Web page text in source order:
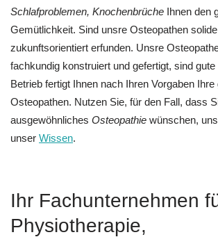
Schlafproblemen, Knochenbrüche Ihnen den
Gemütlichkeit. Sind unsre Osteopathen
zukunftsorientiert erfunden. Unsre
fachkundig konstruiert und gefertigt, sind
Betrieb fertigt Ihnen nach Ihren Vorgaben
Osteopathen. Nutzen Sie, für den Fall, dass
ausgewöhnliches Osteopathie wünschen,
unser Wissen.
Ihr Fachunternehmen
Physiotherapie,